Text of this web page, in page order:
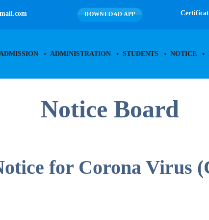
DOWNLOAD APP
ADMINISTRATION STUDENTS NOTICE
Notice Board
for Corona Virus